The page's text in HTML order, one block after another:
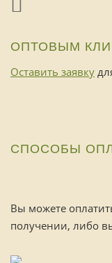
ОПТОВЫМ
Оставить заявку
СПОСОБЫ
Вы можете
получении, либо